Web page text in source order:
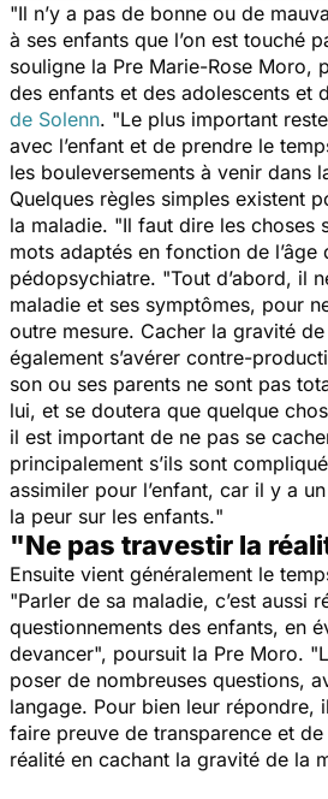
"Il n’y a pas de bonne ou de
à ses enfants que l’on est touché
souligne la Pre Marie-Rose Moro,
des enfants et des adolescents et
de Solenn. "Le plus important
avec l’enfant et de prendre le
les bouleversements à venir dans
Quelques règles simples existent
la maladie. "Il faut dire les choses
mots adaptés en fonction de l’âge
pédopsychiatre. "Tout d’abord, il
maladie et ses symptômes, pour
outre mesure. Cacher la gravité
également s’avérer contre-
son ou ses parents ne sont pas
lui, et se doutera que quelque
il est important de ne pas se
principalement s’ils sont
assimiler pour l’enfant, car il y a
la peur sur les enfants."
"Ne pas travestir la
Ensuite vient généralement le
"Parler de sa maladie, c’est aussi
questionnements des enfants, en
devancer", poursuit la Pre Moro. "
poser de nombreuses questions,
langage. Pour bien leur répondre,
faire preuve de transparence et
réalité en cachant la gravité de la